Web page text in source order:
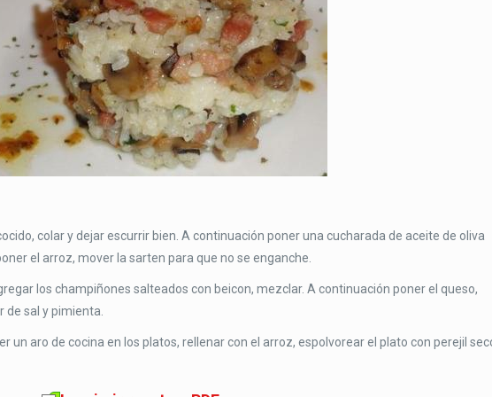
colar y dejar escurrir bien. A continuación poner una cucharada de aceite de oliva
el arroz, mover la sarten para que no se enganche.
los champiñones salteados con beicon, mezclar. A continuación poner el queso,
sal y pimienta.
un aro de cocina en los platos, rellenar con el arroz, espolvorear el plato con perejil